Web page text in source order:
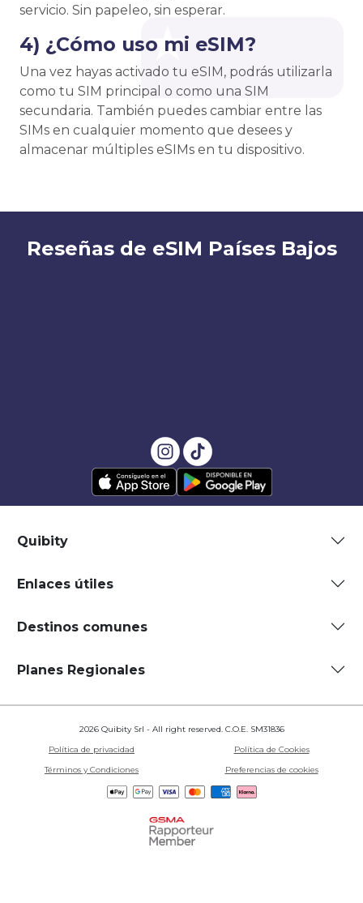
servicio. Sin papeleo, sin esperar.
4) ¿Cómo uso mi eSIM?
Una vez hayas activado tu eSIM, podrás utilizarla
como tu SIM principal o como una SIM
secundaria. También puedes cambiar entre las
SIMs en cualquier momento que desees y
almacenar múltiples eSIMs en tu dispositivo.
Reseñas de eSIM Países Bajos
Quibity
Enlaces útiles
Destinos comunes
Planes Regionales
2026 Quibity Srl - All right reserved. C.O.E. SM31836
Política de privacidad
Política de Cookies
Términos y Condiciones
Preferencias de cookies